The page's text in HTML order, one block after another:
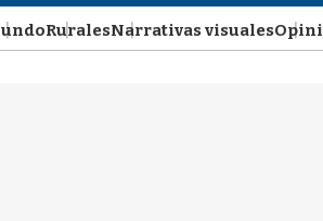
RuralesNarrativas visuales